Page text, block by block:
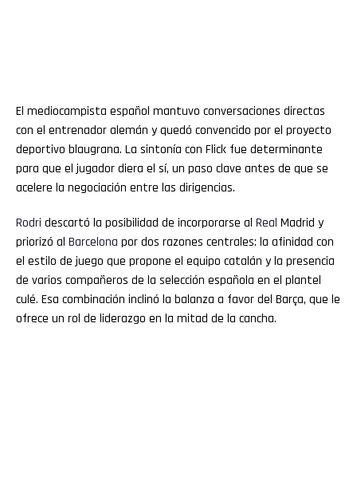
El mediocampista español mantuvo conversaciones directas
con el entrenador alemán y quedó convencido por el proyecto
deportivo blaugrana. La sintonía con Flick fue determinante
para que el jugador diera el sí, un paso clave antes de que se
acelere la negociación entre las dirigencias.
Rodri descartó la posibilidad de incorporarse al Real Madrid y
priorizó al Barcelona por dos razones centrales: la afinidad con
el estilo de juego que propone el equipo catalán y la presencia
de varios compañeros de la selección española en el plantel
culé. Esa combinación inclinó la balanza a favor del Barça, que le
ofrece un rol de liderazgo en la mitad de la cancha.